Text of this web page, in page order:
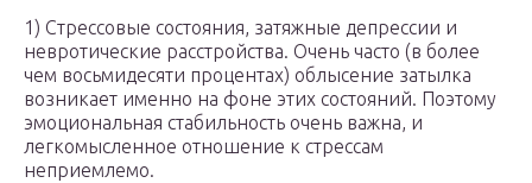
1) Стрессовые состояния, затяжные депрессии и
невротические расстройства. Очень часто (в более
чем восьмидесяти процентах) облысение затылка
возникает именно на фоне этих состояний. Поэтому
эмоциональная стабильность очень важна, и
легкомысленное отношение к стрессам
неприемлемо.